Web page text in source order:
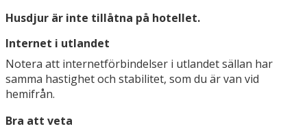
Husdjur är inte tillåtna på hotellet.
Internet i utlandet
Notera att internetförbindelser i utlandet sällan har
samma hastighet och stabilitet, som du är van vid
hemifrån.
Bra att veta